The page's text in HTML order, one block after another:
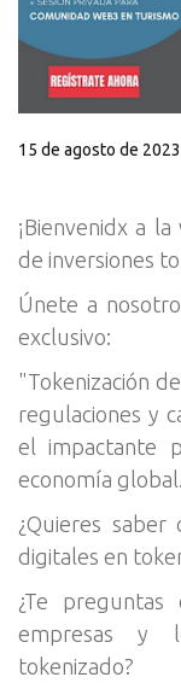
15 de agosto de 2023
¡Bienvenidx a
de inversiones
Únete a
exclusivo:
"Tokenización
regulaciones y
el impactante
economía global.
¿Quieres
digitales en
¿Te
empresas y
tokenizado?